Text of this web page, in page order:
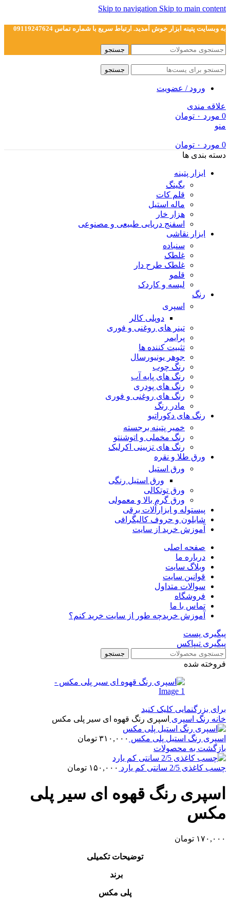
Skip to navigation Skip to main content
به وبسایت پتینه ابزار خوش آمدید. ارتباط سریع با شماره تماس 09119247624
جستجو
جستجو
ورود / عضویت
علاقه مندی
0 مورد ۰ تومان
منو
0 مورد ۰ تومان
دسته بندی ها
ابزار پتینه
بگینگ
قلم کات
ماله استیل
هزار خار
اسفنج دریایی طبیعی و مصنوعی
ابزار نقاشی
سنباده
غلطک
غلطک طرح دار
قلمو
لیسه و کاردک
رنگ
اسپری
دوپلی کالر
تینر های روغنی و فوری
پرایمر
تثبیت کننده ها
جوهر یونیورسال
رنگ چوب
رنگ‌ های پایه آب
رنگ های پودری
رنگ‌ های روغنی و فوری
مادر رنگ
رنگ های دکوراتیو
خمیر پتینه برجسته
رنگ مخملی و اتوشنتو
رنگ های تزیینی اکرلیک
ورق طلا و نقره
ورق استیل
ورق استیل رنگی
ورق توتکالی
ورق گرم بالا و معمولی
پیستوله و ابزارآلات برقی
شابلون و حروف کالیگرافی
آموزش خرید از سایت
صفحه اصلی
درباره ما
وبلاگ سایت
قوانین سایت
سوالات متداول
فروشگاه
تماس با ما
آموزش خریدچه طور از سایت خرید کنم؟
پیگیری پست
پیگیری تیپاکس
جستجو
فروخته شده
برای بزرگنمایی کلیک کنید
خانه رنگ اسپری اسپری رنگ قهوه ای سیر پلی مکس
اسپری رنگ استیل پلی مکس ۳۱۰,۰۰۰ تومان
بازگشت به محصولات
چسب کاغذی 2/5 سانتی کم یارد ۱۵۰,۰۰۰ تومان
اسپری رنگ قهوه ای سیر پلی
مکس
۱۷۰,۰۰۰ تومان
توضیحات تکمیلی
برند
پلی مکس